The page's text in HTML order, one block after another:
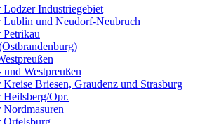
Lodzer Industriegebiet
Lublin und Neudorf-Neubruch
Petrikau
und Westpreußen
Kreise Briesen, Graudenz und Strasburg
Heilsberg/Opr.
Nordmasuren
Ortelsburg